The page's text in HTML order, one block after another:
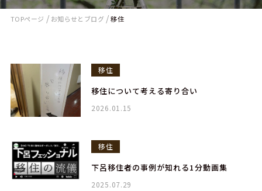
TOPページ / お知らせとブログ /移住
移住
移住について考える寄り合い
2026.01.15
移住
下呂移住者の事例が知れる1分動画集
2025.07.29